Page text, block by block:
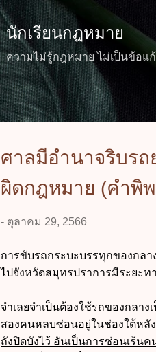
นักเรียนกฎหมาย
ความไม่รู้กฎหมาย ไม่เป็นข้อแ
ศาลมีอำนาจริบรถ
ผิดกฎหมาย (คำพิ
- ตุลาคม 29, 2566
การขับรถกระบะบรรทุกของกล
ไปจังหวัดสมุทรปราการมีระยะท
จำเลยจำเป็นต้องใช้รถของกลา
สองคนหลบซ่อนอยู่ในช่องใต้หลั
ถังปิดบังไว้ อันเป็นการซ่อนเร้นค